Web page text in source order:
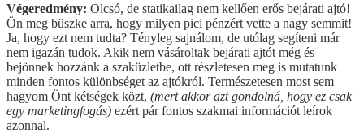
Végeredmény: Olcsó, de statikailag nem kellően erős bejárati ajtó!
Ön meg büszke arra, hogy milyen pici pénzért vette a nagy semmit!
Ja, hogy ezt nem tudta? Tényleg sajnálom, de utólag segíteni már
nem igazán tudok. Akik nem vásároltak bejárati ajtót még és
bejönnek hozzánk a szaküzletbe, ott részletesen meg is mutatunk
minden fontos különbséget az ajtókról. Természetesen most sem
hagyom Önt kétségek közt, (mert akkor azt gondolná, hogy ez csak
egy marketingfogás) ezért pár fontos szakmai információt leírok
azonnal.